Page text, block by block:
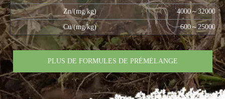
Zn/(mg/kg) 4000～320000
Cu/(mg/kg) 600～25000
PLUS DE FORMULES DE PRÉMÉLANGE